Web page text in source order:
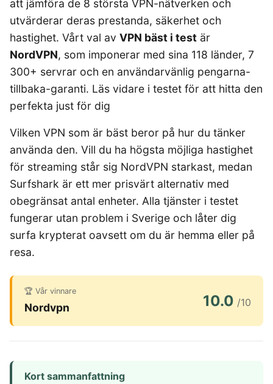
Badtunna
Kompostkvarn
HUSHÅLLSAPPARATER
Robotdammsugare
Skaftdammsugare
Steamer
Strykjärn
KÖK
Airfryer
Brödrost
Dubbel Airfryer
Elvisp
Gjutjärnsgryta
Glassmaskin
Kaffebryggare
Kaffemaskin
Knivslip
Kockkniv
Köksassistent
Liten airfryer
Smashjärn
Stekbord
SOVRUM
Säng
Enkelsäng
Fåtölj
KLIMAT
GAMING
Gaming Dator
Gaming Headset
Gaming hörlursställ
Gaming Laptop
Gaming router
Gaming Tangentbord
Gamingbord
Gamingmus
Gamingstol
Trådlösa Gaming Hörlurar
VR Headset
LJUD & BILD
75 Tum TV
Bluetooth högtalare
In ear hörlurar
Liten bluetooth högtalare
On ear hörlurar
Soundbar
Trådlösa hörlurar
FÖRSÄKRINGAR
Hundförsäkring
Kattförsäkring
MEDIA & TELEKOM
Bredband
Mobilabonnemang
TV Abonnemang
Rakapparat
Rödljusterapi
Skäggtrimmer
Progressiva linser
Toriska linser
ACCESSOARER
KOSTTILLSKOTT
Ashwagandha
Berberine
C vitamin
Elektrolyter
Kollagen
Kosttillskott klimakteriet
Kreatin
Lions mane
MSM
NAD
NMN
Omega 3
Probiotika
Proteinpulver
Shilajit
MASSAGE & VÄLBEFINNANDE
Massagepistol
Massagestol
4-manna tält
5-manna tält
6-manna tält
Abborrespö
Familjetält
Jaktkängor
Campingbord
Regnställ
Pop-up tält
Taktält
Tält
Tält budget
Vandringsbyxor
herr
Vandringskängor
herr
Vandringsskor
dam
Campingkudde
Flugspö
Luftmadrass
Stavar
vandring
Vandringsbyxor
dam
Vattenrenare
vandring
SPORT
Driver
Golfklocka
Golfset
Bilbarnstol
Cykelhjälm barn
GPS Klocka barn
UTELEK & AKTIVITETER
Berg studsmatta
Gungställning
Lekstuga
Liten studsmatta
Oval studsmatta
Rektangulär studsmatta
Stor studsmatta
Studsmatta
Laddbox
Sommardäck
Konsumentvägledning
att jämföra de 8 största VPN-nätverken och
utvärderar deras prestanda, säkerhet och
hastighet. Vårt val av VPN bäst i test är
NordVPN, som imponerar med sina 118 länder, 7
300+ servrar och en användarvänlig pengarna-
tillbaka-garanti. Läs vidare i testet för att hitta den
perfekta just för dig
Vilken VPN som är bäst beror på hur du tänker
använda den. Vill du ha högsta möjliga hastighet
för streaming står sig NordVPN starkast, medan
Surfshark är ett mer prisvärt alternativ med
obegränsat antal enheter. Alla tjänster i testet
fungerar utan problem i Sverige och låter dig
surfa krypterat oavsett om du är hemma eller på
resa.
🏆 Vår vinnare
Nordvpn 10.0 /10
Kort sammanfattning